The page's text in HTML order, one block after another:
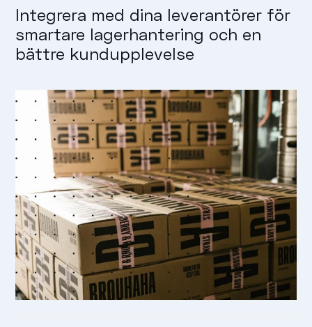
Integrera med dina leverantörer för
smartare lagerhantering och en
bättre kundupplevelse